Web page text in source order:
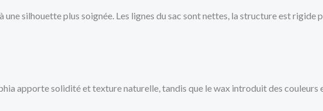
une silhouette plus soignée. Les lignes du sac sont nettes, la structure est rigide
apporte solidité et texture naturelle, tandis que le wax introduit des couleurs